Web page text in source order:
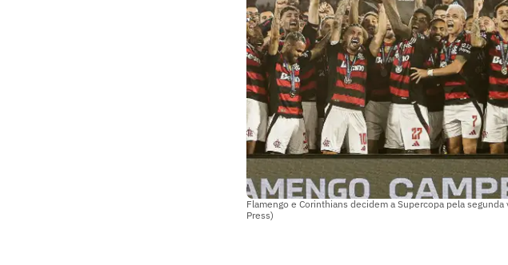
Flamengo e Corinthians decidem a Supercopa pela
Press)